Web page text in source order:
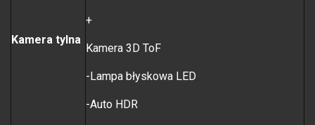
Kamera tylna
+
Kamera 3D ToF
-Lampa błyskowa LED
-Auto HDR